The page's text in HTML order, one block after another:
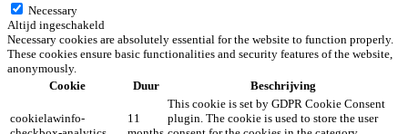
Necessary
Altijd ingeschakeld
Necessary cookies are absolutely essential for the website to function properly.
These cookies ensure basic functionalities and security features of the website,
anonymously.
Cookie
Duur Beschrijving
cookielawinfo-
11
This cookie is set by GDPR Cookie Consent
plugin. The cookie is used to store the user